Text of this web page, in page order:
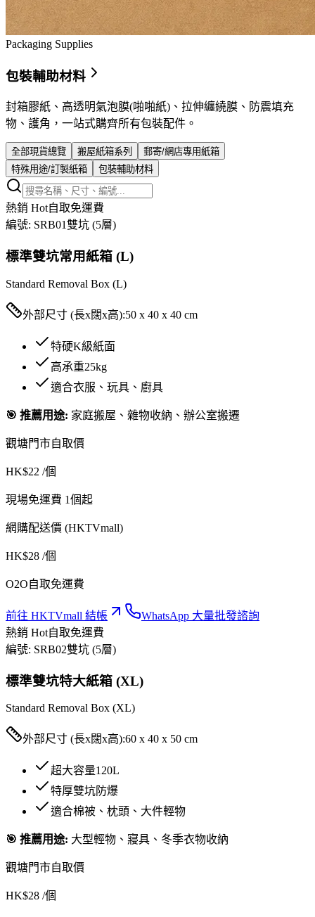
Packaging Supplies
包裝輔助材料
封箱膠紙、高透明氣泡膜(啪啪紙)、拉伸纏繞膜、防震填充
物、護角，一站式購齊所有包裝配件。
全部現貨總覽 搬屋紙箱系列
郵寄/網店專用紙箱
特殊用途/訂製紙箱
包裝輔助材料
熱銷 Hot自取免運費
編號: SRB01雙坑 (5層)
標準雙坑常用紙箱 (L)
Standard Removal Box (L)
外部尺寸 (長x闊x高):50 x 40 x 40 cm
特硬K級紙面
高承重25kg
適合衣服、玩具、廚具
🎯 推薦用途: 家庭搬屋、雜物收納、辦公室搬遷
觀塘門市自取價
HK$22 /個
現場免運費 1個起
網購配送價 (HKTVmall)
HK$28 /個
O2O自取免運費
前往 HKTVmall 結帳
WhatsApp 大量批發諮詢
熱銷 Hot自取免運費
編號: SRB02雙坑 (5層)
標準雙坑特大紙箱 (XL)
Standard Removal Box (XL)
外部尺寸 (長x闊x高):60 x 40 x 50 cm
超大容量120L
特厚雙坑防爆
適合棉被、枕頭、大件輕物
🎯 推薦用途: 大型輕物、寢具、冬季衣物收納
觀塘門市自取價
HK$28 /個